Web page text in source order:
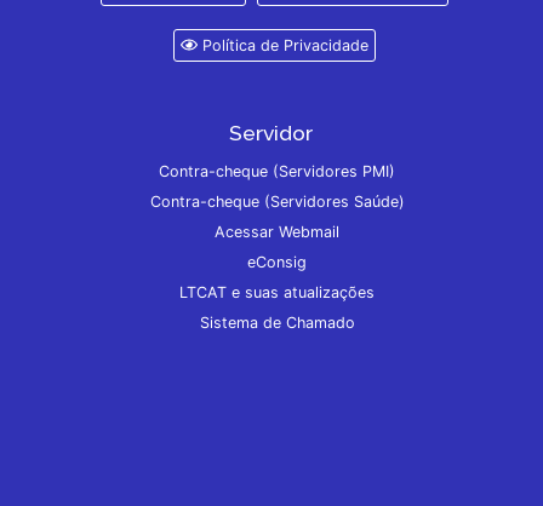
Política de Privacidade
Servidor
Contra-cheque (Servidores PMI)
Contra-cheque (Servidores Saúde)
Acessar Webmail
eConsig
LTCAT e suas atualizações
Sistema de Chamado